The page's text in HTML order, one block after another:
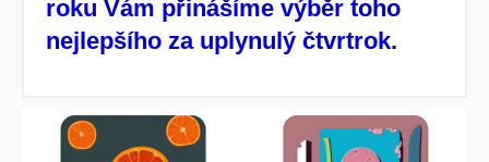
roku Vám přinášíme výběr toho
nejlepšího za uplynulý čtvrtrok.